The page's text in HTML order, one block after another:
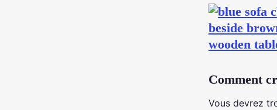
Comment
Vous devrez